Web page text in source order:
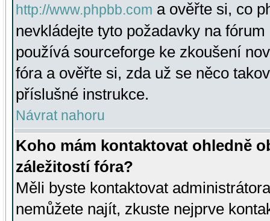
http://www.phpbb.com a ověřte si, co
nevkládejte tyto požadavky na
používá sourceforge ke zkoušení
fóra a ověřte si, zda už se něco
příslušné instrukce.
Návrat nahoru
Koho mám kontaktovat ohledně
záležitostí fóra?
Měli byste kontaktovat
nemůžete najít, zkuste nejprve